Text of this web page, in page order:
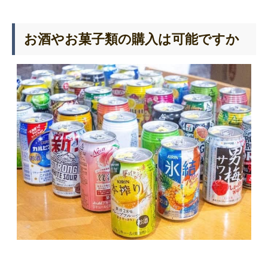
お酒やお菓子類の購入は可能ですか